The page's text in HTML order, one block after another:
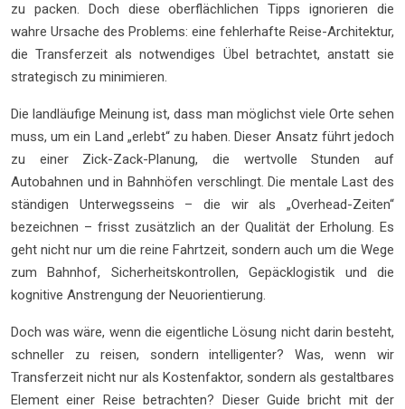
zu packen. Doch diese oberflächlichen Tipps ignorieren die
wahre Ursache des Problems: eine fehlerhafte Reise-Architektur,
die Transferzeit als notwendiges Übel betrachtet, anstatt sie
strategisch zu minimieren.
Die landläufige Meinung ist, dass man möglichst viele Orte sehen
muss, um ein Land „erlebt“ zu haben. Dieser Ansatz führt jedoch
zu einer Zick-Zack-Planung, die wertvolle Stunden auf
Autobahnen und in Bahnhöfen verschlingt. Die mentale Last des
ständigen Unterwegsseins – die wir als „Overhead-Zeiten“
bezeichnen – frisst zusätzlich an der Qualität der Erholung. Es
geht nicht nur um die reine Fahrtzeit, sondern auch um die Wege
zum Bahnhof, Sicherheitskontrollen, Gepäcklogistik und die
kognitive Anstrengung der Neuorientierung.
Doch was wäre, wenn die eigentliche Lösung nicht darin besteht,
schneller zu reisen, sondern intelligenter? Was, wenn wir
Transferzeit nicht nur als Kostenfaktor, sondern als gestaltbares
Element einer Reise betrachten? Dieser Guide bricht mit der